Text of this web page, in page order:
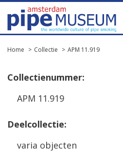
Home Collectie APM 11.919
Collectienummer:
APM 11.919
Deelcollectie:
varia objecten